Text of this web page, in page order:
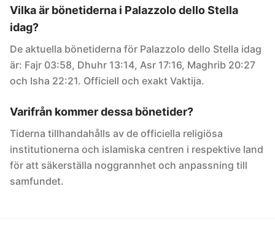
Vilka är bönetiderna i Palazzolo dello Stella
idag?
De aktuella bönetiderna för Palazzolo dello Stella idag
är: Fajr 03:58, Dhuhr 13:14, Asr 17:16, Maghrib 20:27
och Isha 22:21. Officiell och exakt Vaktija.
Varifrån kommer dessa bönetider?
Tiderna tillhandahålls av de officiella religiösa
institutionerna och islamiska centren i respektive land
för att säkerställa noggrannhet och anpassning till
samfundet.